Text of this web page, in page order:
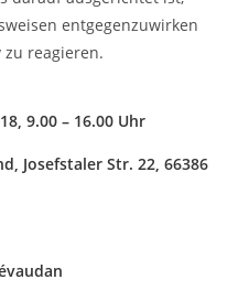
entgegenzuwirken
reagieren.
9.00 – 16.00 Uhr
Josefstaler Str. 22, 66386